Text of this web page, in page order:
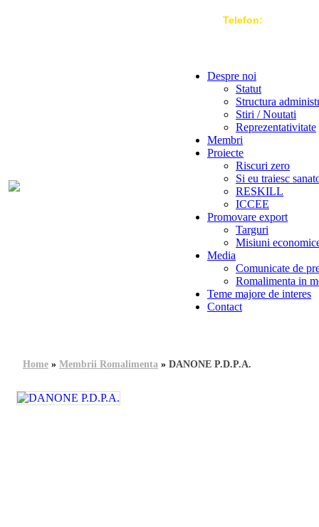
Telefon:
Despre noi
Statut
Structura
Stiri / Noutati
Reprezentativitate
Membri
Proiecte
Riscuri zero
Si eu traiesc
RESKILL
ICCEE
Promovare export
Targuri
Misiuni
Media
Comunicate de
Romalimenta in
Teme majore de interes
Contact
Home » Membrii Romalimenta » DANONE P.D.P.A.